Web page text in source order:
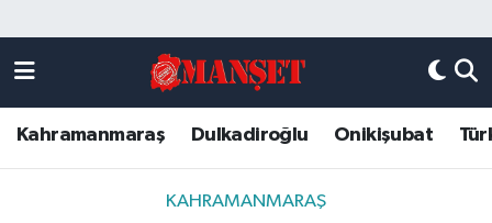
Kahramanmaraş Dulkadiroğlu Onikişubat
KAHRAMANMARAŞ
DULKADİROĞLU
KAHRAMANMARAŞ
Kahramanmaraş Nöbetçi Eczaneler
Kahramanmaraş Hava Durumu
Kahramanmaraş Trafik Yoğunluk Haritası